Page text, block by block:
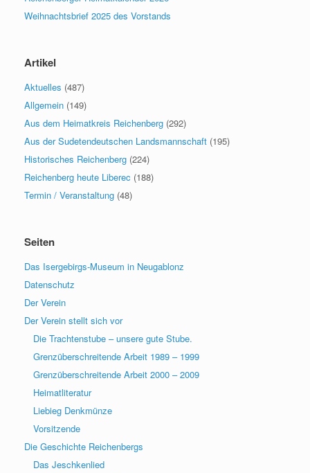
Weihnachtsbrief 2025 des Vorstands
Artikel
Aktuelles (487)
Allgemein (149)
Aus dem Heimatkreis Reichenberg (292)
Aus der Sudetendeutschen Landsmannschaft (195)
Historisches Reichenberg (224)
Reichenberg heute Liberec (188)
Termin / Veranstaltung (48)
Seiten
Das Isergebirgs-Museum in Neugablonz
Datenschutz
Der Verein
Der Verein stellt sich vor
Die Trachtenstube – unsere gute Stube.
Grenzüberschreitende Arbeit 1989 – 1999
Grenzüberschreitende Arbeit 2000 – 2009
Heimatliteratur
Liebieg Denkmünze
Vorsitzende
Die Geschichte Reichenbergs
Das Jeschkenlied